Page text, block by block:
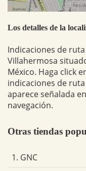
Los detalles de la
Indicaciones de
Villahermosa
México. Haga click
indicaciones de
aparece señalada
navegación.
Otras tiendas
1. GNC